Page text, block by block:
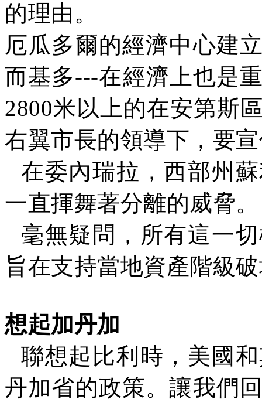
的理由。
厄瓜多爾的經濟中心建
而基多---在經濟上也是
2800米以上的在安第斯
右翼市長的領導下，要
在委內瑞拉，西部州
一直揮舞著分離的威脅。
毫無疑問，所有這一
旨在支持當地資產階級
想起加丹加
聯想起比利時，美國
丹加省的政策。讓我們